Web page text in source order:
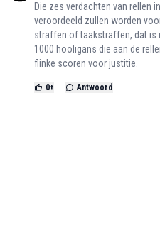
Die zes verdachten van rellen
veroordeeld zullen worden
straffen of taakstraffen, dat is
1000 hooligans die aan de
flinke scoren voor justitie.
0+ Antwoord